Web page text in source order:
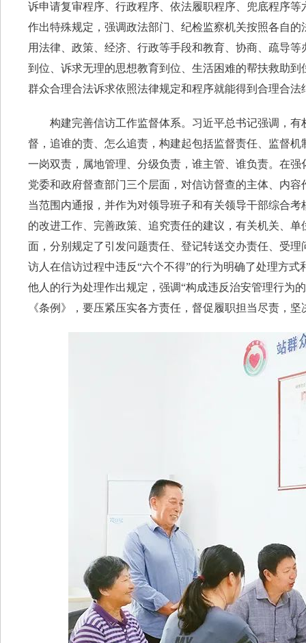
诉申请复审程序、行政程序、依法履职程序、兜底程序
作出特殊规定，强调政法部门、纪检监察机关按照各自
用法律、政策、经济、行政等手段和教育、协商、疏导
到位、诉求无理的思想教育到位、生活困难的帮扶救助
群众合理合法诉求依照法律规定和程序就能得到合理合法
构建完善信访工作监督体系。习近平总书记强调，有
督，追谁的责、怎么追责，构建起包括监督责任、监督
一岗双责，属地管理、分级负责，谁主管、谁负责。在
党委和政府督查部门三个层面，对信访督查的主体、内
当范围内通报，并作为对领导班子和有关领导干部综合
的改进工作、完善政策、追究责任的建议，有关机关、
面，分别规定了引发问题责任、登记转送交办责任、受
访人在信访过程中违反“六个不得”的行为明确了处理方
他人的行为处理作出规定，强调“构成违反治安管理行为
《条例》，要压紧压实各方责任，督促履职担当尽责，